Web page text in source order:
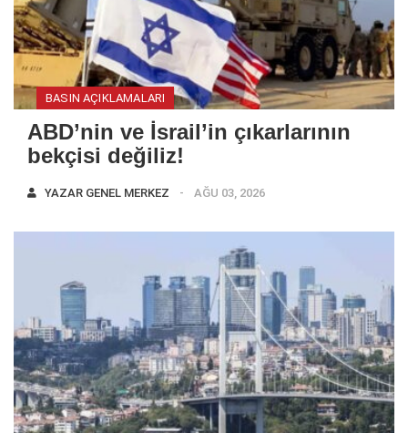
BASIN AÇIKLAMALARI
ABD’nin ve İsrail’in çıkarlarının
bekçisi değiliz!
YAZAR GENEL MERKEZ AĞU 03, 2026